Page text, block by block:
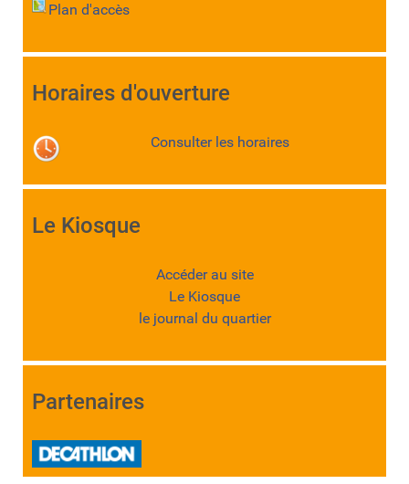
Plan d'accès
Horaires d'ouverture
Consulter les horaires
Le Kiosque
Accéder au site
Le Kiosque
le journal du quartier
Partenaires